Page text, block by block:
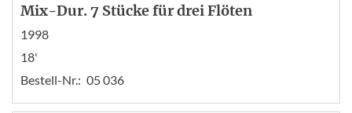
Mix-Dur. 7 Stücke für drei Flöten
1998
18'
Bestell-Nr.: 05 036